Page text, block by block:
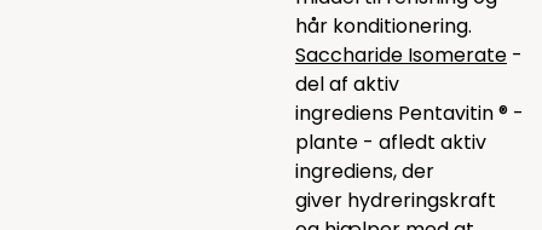
hår konditionering.
Saccharide Isomerate -
del af aktiv
ingrediens Pentavitin ® -
plante - afledt aktiv
ingrediens, der
giver hydreringskraft